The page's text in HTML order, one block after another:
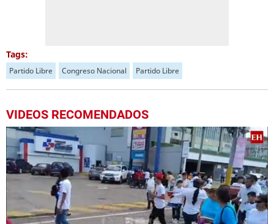
Tags:
Partido Libre Congreso Nacional Partido Libre
VIDEOS RECOMENDADOS